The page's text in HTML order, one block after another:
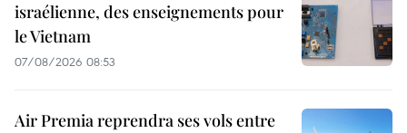
israélienne, des enseignements pour
le Vietnam
07/08/2026 08:53
Air Premia reprendra ses vols entre